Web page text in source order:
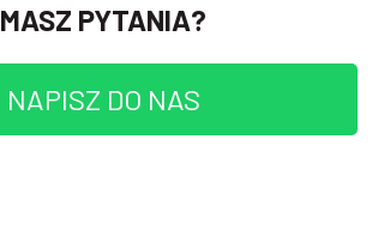
MASZ PYTANIA?
NAPISZ DO NAS